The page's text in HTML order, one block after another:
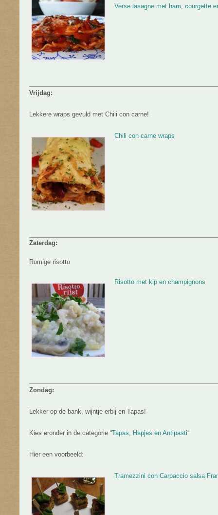
Verse lasagne met ham, courgette
Vrijdag:
Lekkere wraps gevuld met Chili con carne!
Chili con carne wraps
Zaterdag:
Romige risotto
Risotto met kip en champignons
Zondag:
Lekker op de bank, wijntje erbij en Tapas!
Kies eronder in de categorie “Tapas, Hapjes en Antipasti“
Hier een voorbeeld:
Tramezzini con Carpaccio salsa